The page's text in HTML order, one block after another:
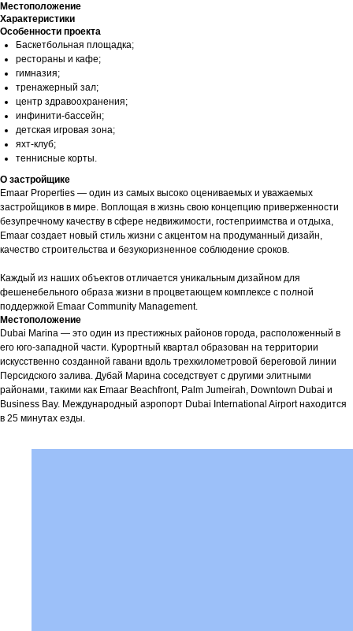
Местоположение
Характеристики
Особенности проекта
Баскетбольная площадка;
рестораны и кафе;
гимназия;
тренажерный зал;
центр здравоохранения;
инфинити-бассейн;
детская игровая зона;
яхт-клуб;
теннисные корты.
О застройщике
Emaar Properties — один из самых высоко оцениваемых и уважаемых
застройщиков в мире. Воплощая в жизнь свою концепцию приверженности
безупречному качеству в сфере недвижимости, гостеприимства и отдыха,
Emaar создает новый стиль жизни с акцентом на продуманный дизайн,
качество строительства и безукоризненное соблюдение сроков.
Каждый из наших объектов отличается уникальным дизайном для
фешенебельного образа жизни в процветающем комплексе с полной
поддержкой Emaar Community Management.
Местоположение
Dubai Marina — это один из престижных районов города, расположенный в
его юго-западной части. Курортный квартал образован на территории
искусственно созданной гавани вдоль трехкилометровой береговой линии
Персидского залива. Дубай Марина соседствует с другими элитными
районами, такими как Emaar Beachfront, Palm Jumeirah, Downtown Dubai и
Business Bay. Международный аэропорт Dubai International Airport находится
в 25 минутах езды.